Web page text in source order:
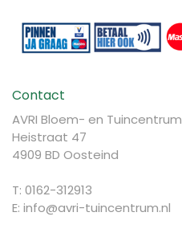
Contact
AVRI Bloem- en Tuincentrum
Heistraat 47
4909 BD Oosteind
T: 0162-312913
E: info@avri-tuincentrum.nl